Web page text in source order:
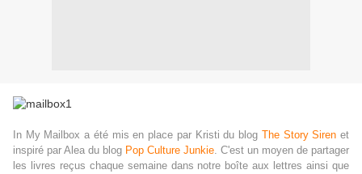
In My Mailbox a été mis en place par Kristi du blog The Story Siren et
inspiré par Alea du blog Pop Culture Junkie. C'est un moyen de partager
les livres reçus chaque semaine dans notre boîte aux lettres ainsi que